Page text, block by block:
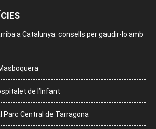
a Catalunya: consells per gaudir-lo amb
de l’Infant
Parc Central de Tarragona